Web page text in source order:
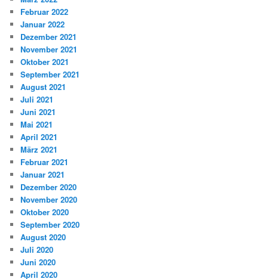
Februar 2022
Januar 2022
Dezember 2021
November 2021
Oktober 2021
September 2021
August 2021
Juli 2021
Juni 2021
Mai 2021
April 2021
März 2021
Februar 2021
Januar 2021
Dezember 2020
November 2020
Oktober 2020
September 2020
August 2020
Juli 2020
Juni 2020
April 2020